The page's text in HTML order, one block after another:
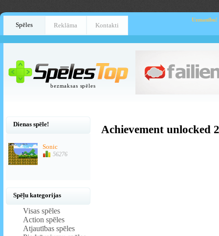
Spēles Reklāma Kontakti
Uzmanību!
bezmaksas spēles
Dienas spēle!
Sonic
56276
Spēļu kategorijas
Visas spēles
Action spēles
Atjautības spēles
Achievement unlocked 2